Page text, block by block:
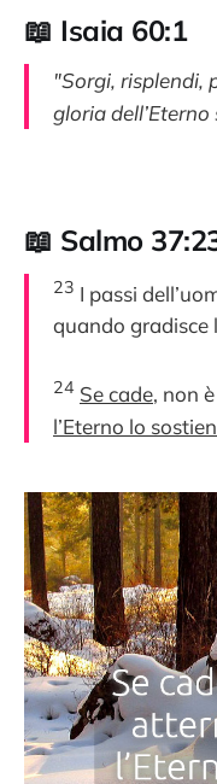
📖 Isaia 60:1
"Sorgi, risplendi,
gloria
📖 Salmo
23 I passi
quando gradisce
24 Se cade, non
l’Eterno lo